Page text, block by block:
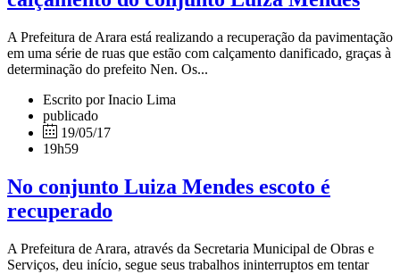
A Prefeitura de Arara está realizando a recuperação da pavimentação
em uma série de ruas que estão com calçamento danificado, graças à
determinação do prefeito Nen. Os...
Escrito por Inacio Lima
publicado
19/05/17
19h59
No conjunto Luiza Mendes escoto é
recuperado
A Prefeitura de Arara, através da Secretaria Municipal de Obras e
Serviços, deu início, segue seus trabalhos ininterruptos em tentar